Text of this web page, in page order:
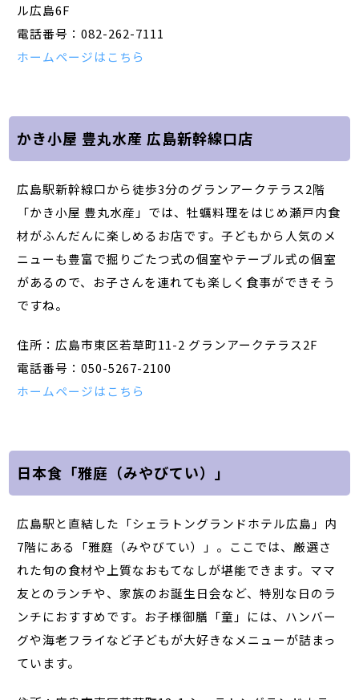
ル広島6F
電話番号：082-262-7111
ホームページはこちら
かき小屋 豊丸水産 広島新幹線口店
広島駅新幹線口から徒歩3分のグランアークテラス2階
「かき小屋 豊丸水産」では、牡蠣料理をはじめ瀬戸内食
材がふんだんに楽しめるお店です。子どもから人気のメ
ニューも豊富で掘りごたつ式の個室やテーブル式の個室
があるので、お子さんを連れても楽しく食事ができそう
ですね。
住所：広島市東区若草町11-2 グランアークテラス2F
電話番号：050-5267-2100
ホームページはこちら
日本食「雅庭（みやびてい）」
広島駅と直結した「シェラトングランドホテル広島」内
7階にある「雅庭（みやびてい）」。ここでは、厳選さ
れた旬の食材や上質なおもてなしが堪能できます。ママ
友とのランチや、家族のお誕生日会など、特別な日のラ
ンチにおすすめです。お子様御膳「童」には、ハンバー
グや海老フライなど子どもが大好きなメニューが詰まっ
ています。